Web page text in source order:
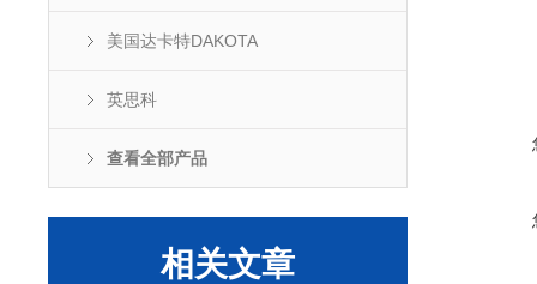
美国达卡特DAKOTA
英思科
查看全部产品
相关文章